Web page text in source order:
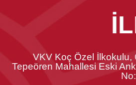
VKV Koç Özel İlkokulu,
Tepeören Mahallesi Eski